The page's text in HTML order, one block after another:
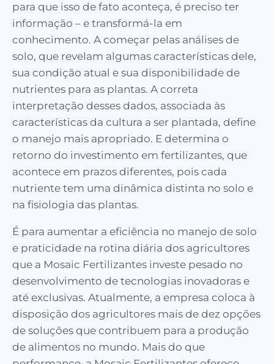
para que isso de fato aconteça, é preciso ter
informação – e transformá-la em
conhecimento. A começar pelas análises de
solo, que revelam algumas características dele,
sua condição atual e sua disponibilidade de
nutrientes para as plantas. A correta
interpretação desses dados, associada às
características da cultura a ser plantada, define
o manejo mais apropriado. E determina o
retorno do investimento em fertilizantes, que
acontece em prazos diferentes, pois cada
nutriente tem uma dinâmica distinta no solo e
na fisiologia das plantas.
É para aumentar a eficiência no manejo de solo
e praticidade na rotina diária dos agricultores
que a Mosaic Fertilizantes investe pesado no
desenvolvimento de tecnologias inovadoras e
até exclusivas. Atualmente, a empresa coloca à
disposição dos agricultores mais de dez opções
de soluções que contribuem para a produção
de alimentos no mundo. Mais do que